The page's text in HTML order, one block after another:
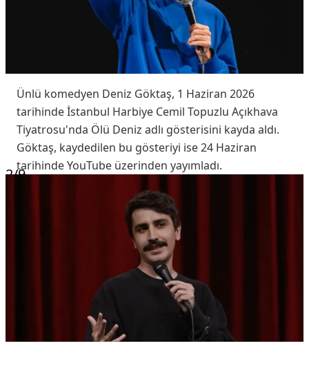
Ünlü komedyen Deniz Göktaş, 1 Haziran 2026
tarihinde İstanbul Harbiye Cemil Topuzlu Açıkhava
Tiyatrosu'nda Ölü Deniz adlı gösterisini kayda aldı.
Göktaş, kaydedilen bu gösteriyi ise 24 Haziran
tarihinde YouTube üzerinden yayımladı.
2/9